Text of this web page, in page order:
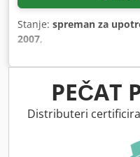
Stanje: spreman za
2007,
PEČAT
Distributeri